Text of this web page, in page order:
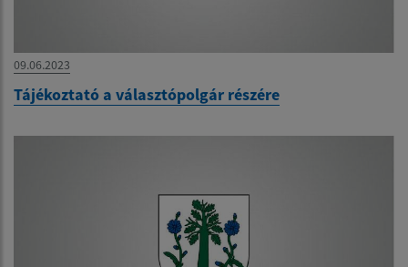
09.06.2023
Tájékoztató a választópolgár részére